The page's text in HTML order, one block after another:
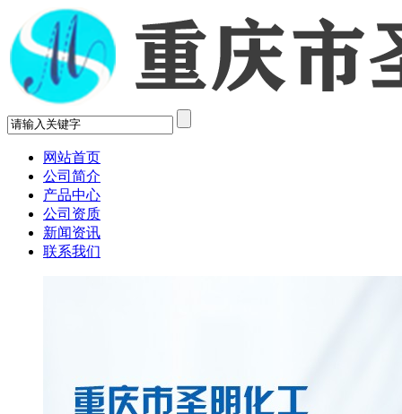
网站首页
公司简介
产品中心
公司资质
新闻资讯
联系我们